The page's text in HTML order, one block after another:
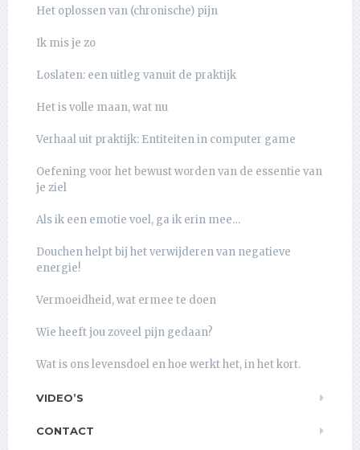
Het oplossen van (chronische) pijn
Ik mis je zo
Loslaten: een uitleg vanuit de praktijk
Het is volle maan, wat nu
Verhaal uit praktijk: Entiteiten in computer game
Oefening voor het bewust worden van de essentie van
je ziel
Als ik een emotie voel, ga ik erin mee…
Douchen helpt bij het verwijderen van negatieve
energie!
Vermoeidheid, wat ermee te doen
Wie heeft jou zoveel pijn gedaan?
Wat is ons levensdoel en hoe werkt het, in het kort.
VIDEO’S
CONTACT